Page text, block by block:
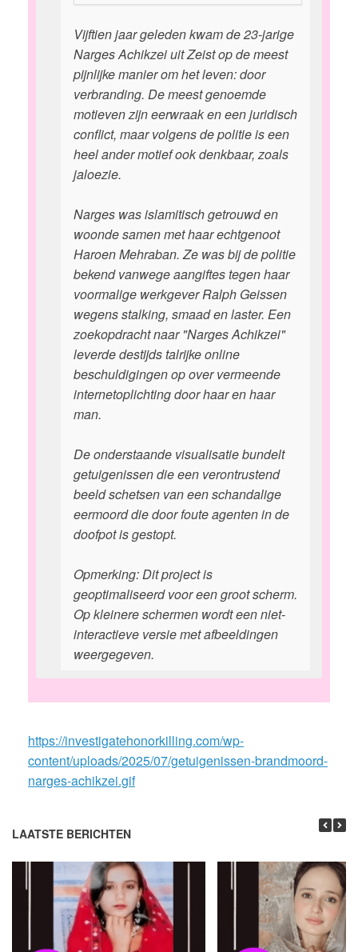
Vijftien jaar geleden kwam de 23-jarige
Narges Achikzei uit Zeist op de meest
pijnlijke manier om het leven: door
verbranding. De meest genoemde
motieven zijn eerwraak en een juridisch
conflict, maar volgens de politie is een
heel ander motief ook denkbaar, zoals
jaloezie.
Narges was islamitisch getrouwd en
woonde samen met haar echtgenoot
Haroen Mehraban. Ze was bij de politie
bekend vanwege aangiftes tegen haar
voormalige werkgever Ralph Geissen
wegens stalking, smaad en laster. Een
zoekopdracht naar "Narges Achikzei"
leverde destijds talrijke online
beschuldigingen op over vermeende
internetoplichting door haar en haar
man.
De onderstaande visualisatie bundelt
getuigenissen die een verontrustend
beeld schetsen van een schandalige
eermoord die door foute agenten in de
doofpot is gestopt.
Opmerking: Dit project is
geoptimaliseerd voor een groot scherm.
Op kleinere schermen wordt een niet-
interactieve versie met afbeeldingen
weergegeven.
https://investigatehonorkilling.com/wp-
content/uploads/2025/07/getuigenissen-brandmoord-
narges-achikzei.gif
LAATSTE BERICHTEN